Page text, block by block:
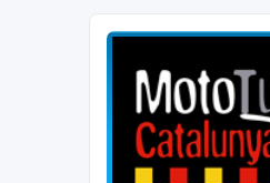
Mototurisme
Turisme en moto en català